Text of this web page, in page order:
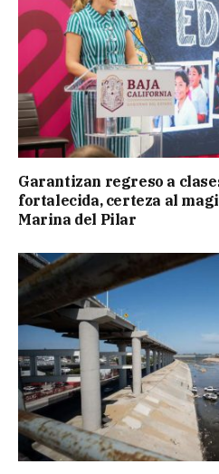
Garantizan regreso a
fortalecida, certeza al
Marina del Pilar